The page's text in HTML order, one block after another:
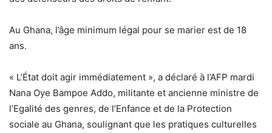
Au Ghana, l’âge minimum légal pour se marier est de 18
ans.
« L’État doit agir immédiatement », a déclaré à l’AFP mardi
Nana Oye Bampoe Addo, militante et ancienne ministre de
l’Egalité des genres, de l’Enfance et de la Protection
sociale au Ghana, soulignant que les pratiques culturelles